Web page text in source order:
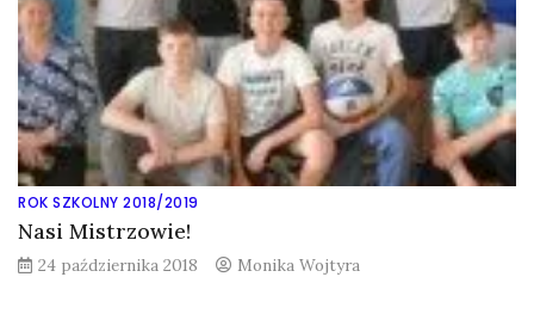
ROK SZKOLNY 2018/2019
Nasi Mistrzowie!
24 października 2018 Monika Wojtyra